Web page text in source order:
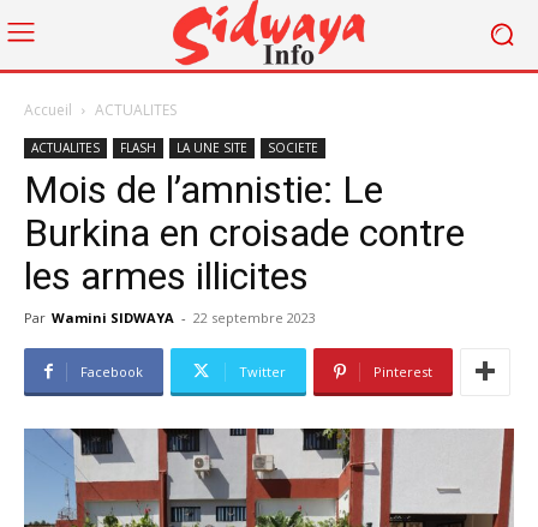
Accueil ACTUALITES
ACTUALITES FLASH LA UNE SITE SOCIETE
Mois de l’amnistie: Le
Burkina en croisade contre
les armes illicites
Par Wamini SIDWAYA - 22 septembre 2023
Facebook Twitter Pinterest